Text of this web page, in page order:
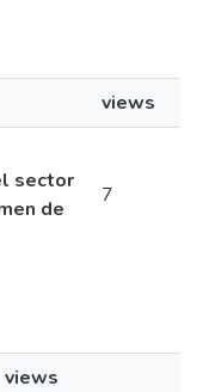
views
sector
de
7
views